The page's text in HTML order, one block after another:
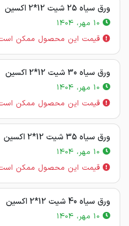
ورق سیاه 25 شیت 12*2 اکسین
قیمت این محصول ممکن است
ورق سیاه 30 شیت 12*2 اکسین
قیمت این محصول ممکن است
ورق سیاه 35 شیت 12*2 اکسین
قیمت این محصول ممکن است
ورق سیاه 40 شیت 12*2 اکسین